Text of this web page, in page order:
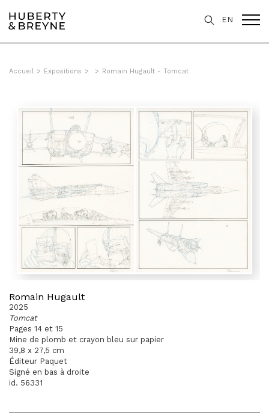
EN
Accueil > Expositions > > Romain Hugault - Tomcat
Romain Hugault
2025
Tomcat
Pages 14 et 15
Mine de plomb et crayon bleu sur papier
39,8 x 27,5 cm
Éditeur Paquet
Signé en bas à droite
id. 56331